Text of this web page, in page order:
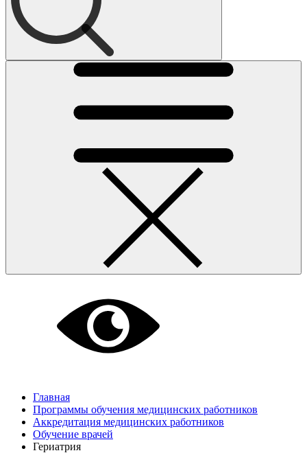
Главная
Программы обучения медицинских работников
Аккредитация медицинских работников
Обучение врачей
Гериатрия